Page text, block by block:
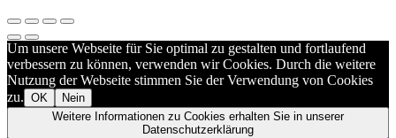
Um unsere Webseite für Sie optimal zu gestalten und fortlaufend
verbessern zu können, verwenden wir Cookies. Durch die weitere
Nutzung der Webseite stimmen Sie der Verwendung von Cookies
zu. OK
Nein
Weitere Informationen zu Cookies erhalten Sie in unserer
Datenschutzerklärung